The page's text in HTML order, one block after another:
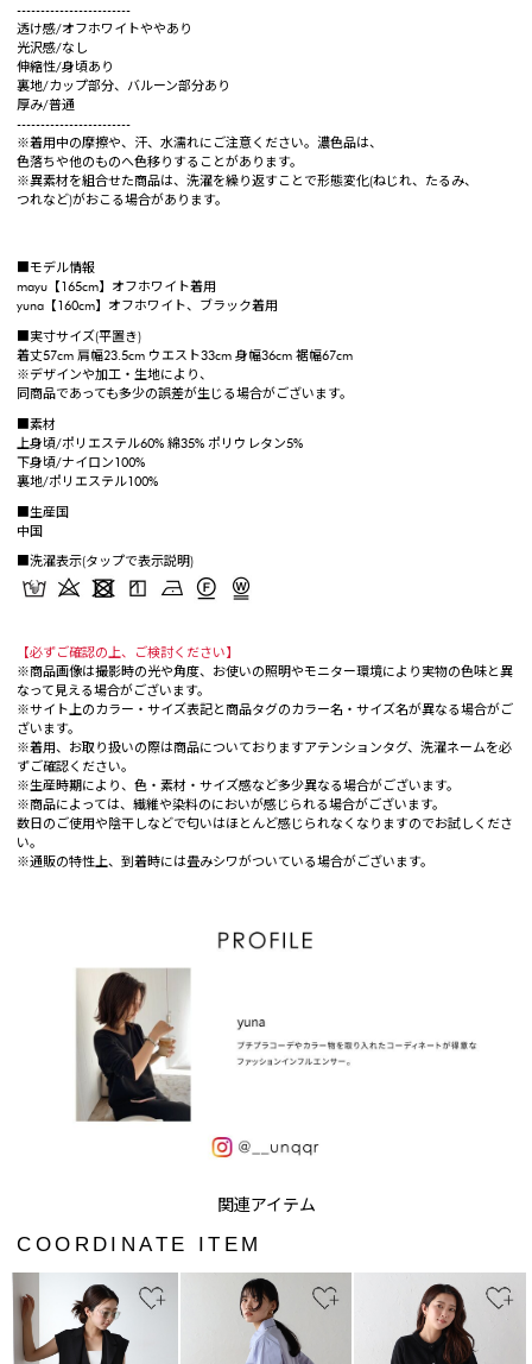
------------------------
透け感/オフホワイトややあり
光沢感/なし
伸縮性/身頃あり
裏地/カップ部分、バルーン部分あり
厚み/普通
------------------------
※着用中の摩擦や、汗、水濡れにご注意ください。濃色品は、
色落ちや他のものへ色移りすることがあります。
※異素材を組合せた商品は、洗濯を繰り返すことで形態変化(ねじれ、たるみ、
つれなど)がおこる場合があります。
■モデル情報
mayu【165cm】オフホワイト着用
yuna【160cm】オフホワイト、ブラック着用
■実寸サイズ(平置き)
着丈57cm 肩幅23.5cm ウエスト33cm 身幅36cm 裾幅67cm
※デザインや加工・生地により、
同商品であっても多少の誤差が生じる場合がございます。
■素材
上身頃/ポリエステル60% 綿35% ポリウレタン5%
下身頃/ナイロン100%
裏地/ポリエステル100%
■生産国
中国
■洗濯表示(タップで表示説明)
【必ずご確認の上、ご検討ください】
※商品画像は撮影時の光や角度、お使いの照明やモニター環境により実物の色味と異
なって見える場合がございます。
※サイト上のカラー・サイズ表記と商品タグのカラー名・サイズ名が異なる場合がご
ざいます。
※着用、お取り扱いの際は商品についておりますアテンションタグ、洗濯ネームを必
ずご確認ください。
※生産時期により、色・素材・サイズ感など多少異なる場合がございます。
※商品によっては、繊維や染料のにおいが感じられる場合がございます。
数日のご使用や陰干しなどで匂いはほとんど感じられなくなりますのでお試しくださ
い。
※通販の特性上、到着時には畳みシワがついている場合がございます。
COORDINATE ITEM